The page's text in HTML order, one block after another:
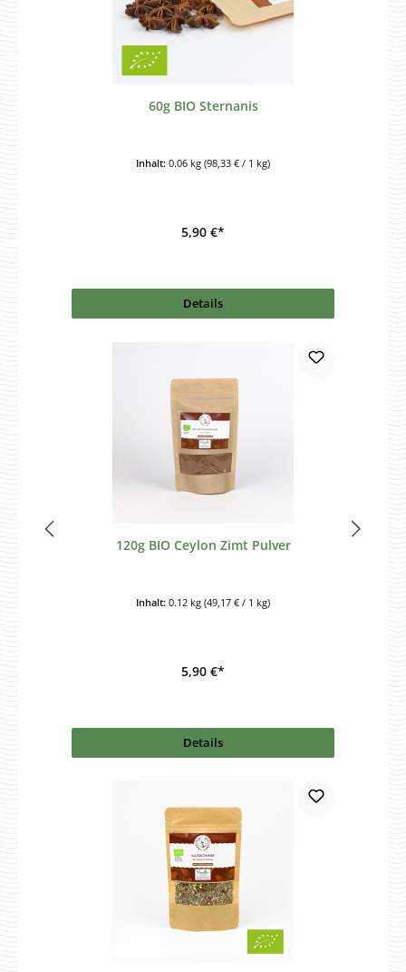
60g BIO Sternanis
Inhalt: 0.06 kg (98,33 € / 1 kg)
5,90 €*
Details
120g BIO Ceylon Zimt Pulver
Inhalt: 0.12 kg (49,17 € / 1 kg)
5,90 €*
Details